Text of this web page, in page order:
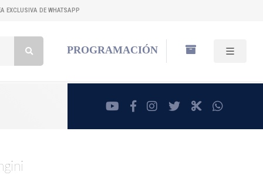
EXCLUSIVA DE WHATSAPP
PROGRAMACIÓN
youtubefacebookinstagram
twitterRadioCut